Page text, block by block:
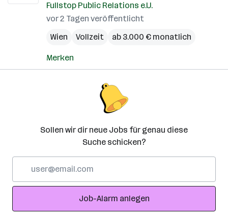
Fullstop Public Relations e.U.
vor 2 Tagen veröffentlicht
Wien
Vollzeit ab 3.000 € monatlich
Merken
Sollen wir dir neue Jobs für genau diese
Suche schicken?
Adresse
Job-Alarm anlegen